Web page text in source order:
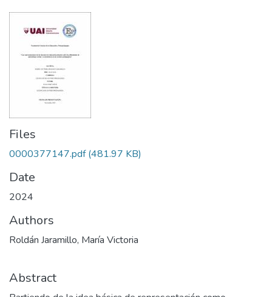
Files
0000377147.pdf (481.97 KB)
Date
2024
Authors
Roldán Jaramillo, María Victoria
Abstract